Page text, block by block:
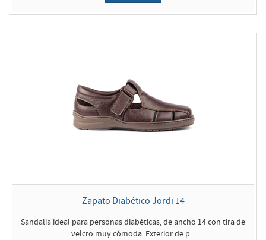
Zapato Diabético Jordi 14
Sandalia ideal para personas diabéticas, de ancho 14 con tira de
velcro muy cómoda. Exterior de p...